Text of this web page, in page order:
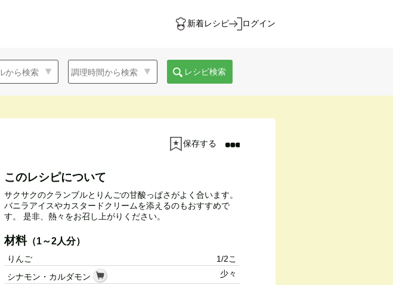
新着レシピ ログイン
レシピ検索
保存する
このレシピについて
サクサクのクランブルとりんごの甘酸っぱさがよく合います。
バニラアイスやカスタードクリームを添えるのもおすすめで
す。 是非、熱々をお召し上がりください。
材料（1～2人分）
りんご
1/2こ
シナモン・カルダモン
少々